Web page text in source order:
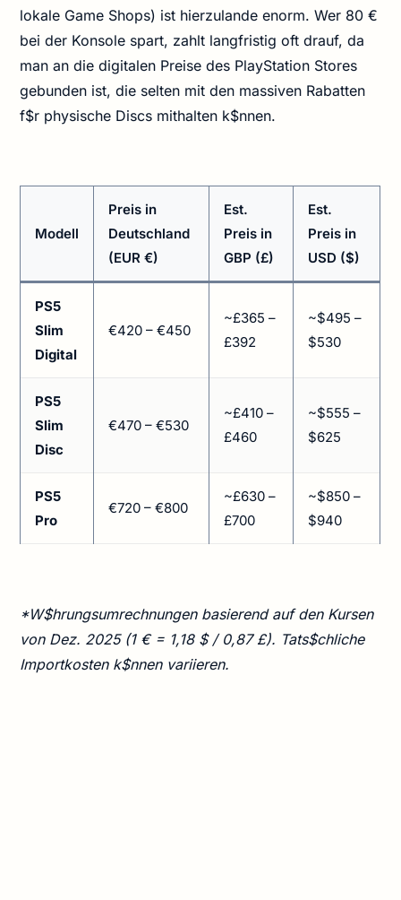
lokale Game Shops) ist hierzulande enorm. Wer 80 €
bei der Konsole spart, zahlt langfristig oft drauf, da
man an die digitalen Preise des PlayStation Stores
gebunden ist, die selten mit den massiven Rabatten
f$r physische Discs mithalten k$nnen.
Modell
Preis in
Deutschland
(EUR €)
Est.
Preis in
GBP (£)
Est.
Preis in
USD ($)
PS5
Slim
Digital
€420 – €450
~£365 –
£392
~$495 –
$530
PS5
Slim
Disc
€470 – €530
~£410 –
£460
~$555 –
$625
PS5
Pro
€720 – €800
~£630 –
£700
~$850 –
$940
*W$hrungsumrechnungen basierend auf den Kursen
von Dez. 2025 (1 € = 1,18 $ / 0,87 £). Tats$chliche
Importkosten k$nnen variieren.